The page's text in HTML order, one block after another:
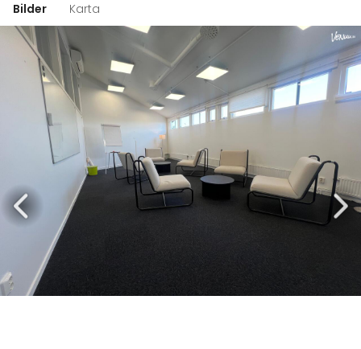
Lägg till din lokal
Bilder Karta